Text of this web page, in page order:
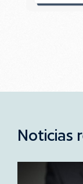
Noticias